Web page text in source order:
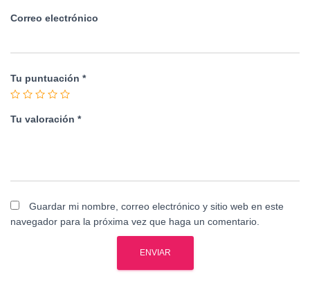
Correo electrónico
Tu puntuación *
Tu valoración *
Guardar mi nombre, correo electrónico y sitio web en este
navegador para la próxima vez que haga un comentario.